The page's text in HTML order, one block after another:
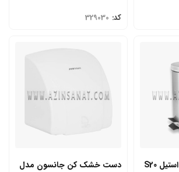
کد: 329030
دست خشک کن جانسون مدل